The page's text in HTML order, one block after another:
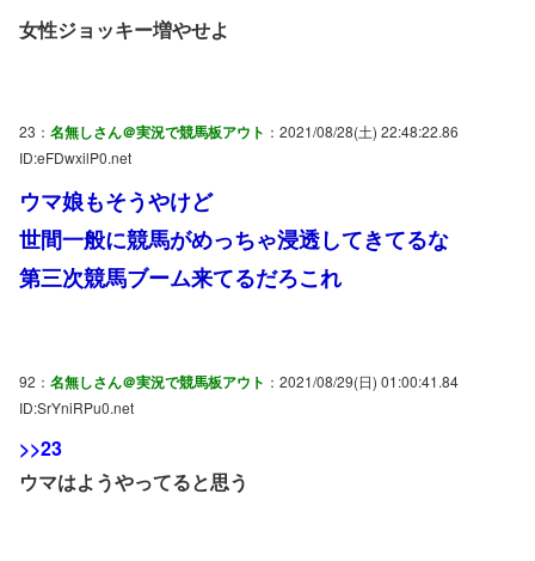
女性ジョッキー増やせよ
23： 名無しさん＠実況で競馬板アウト ：2021/08/28(土) 22:48:22.86
ID:eFDwxilP0.net
ウマ娘もそうやけど
世間一般に競馬がめっちゃ浸透してきてるな
第三次競馬ブーム来てるだろこれ
92： 名無しさん＠実況で競馬板アウト ：2021/08/29(日) 01:00:41.84
ID:SrYniRPu0.net
>>23
ウマはようやってると思う